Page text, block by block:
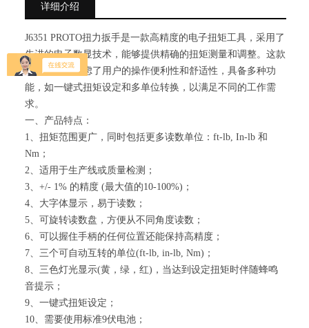
详细介绍
J6351 PROTO扭力扳手是一款高精度的电子扭矩工具，采用了
先进的电子数显技术，能够提供精确的扭矩测量和调整。这款
扳手的设计考虑了用户的操作便利性和舒适性，具备多种功
能，如一键式扭矩设定和多单位转换，以满足不同的工作需
求。
一、产品特点：
1、扭矩范围更广，同时包括更多读数单位：ft-lb, In-lb 和
Nm；
2、适用于生产线或质量检测；
3、+/- 1% 的精度 (最大值的10-100%)；
4、大字体显示，易于读数；
5、可旋转读数盘，方便从不同角度读数；
6、可以握住手柄的任何位置还能保持高精度；
7、三个可自动互转的单位(ft-lb, in-lb, Nm)；
8、三色灯光显示(黄，绿，红)，当达到设定扭矩时伴随蜂鸣
音提示；
9、一键式扭矩设定；
10、需要使用标准9伏电池；